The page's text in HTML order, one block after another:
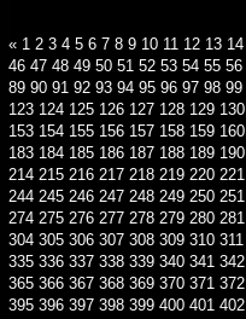
« 1 2 3 4 5 6 7 8 9 10 11 12 13 14
46 47 48 49 50 51 52 53 54 55 56
89 90 91 92 93 94 95 96 97 98 99
123 124 125 126 127 128 129 130
153 154 155 156 157 158 159 160
183 184 185 186 187 188 189 190
214 215 216 217 218 219 220 221
244 245 246 247 248 249 250 251
274 275 276 277 278 279 280 281
304 305 306 307 308 309 310 311
335 336 337 338 339 340 341 342
365 366 367 368 369 370 371 372
395 396 397 398 399 400 401 402